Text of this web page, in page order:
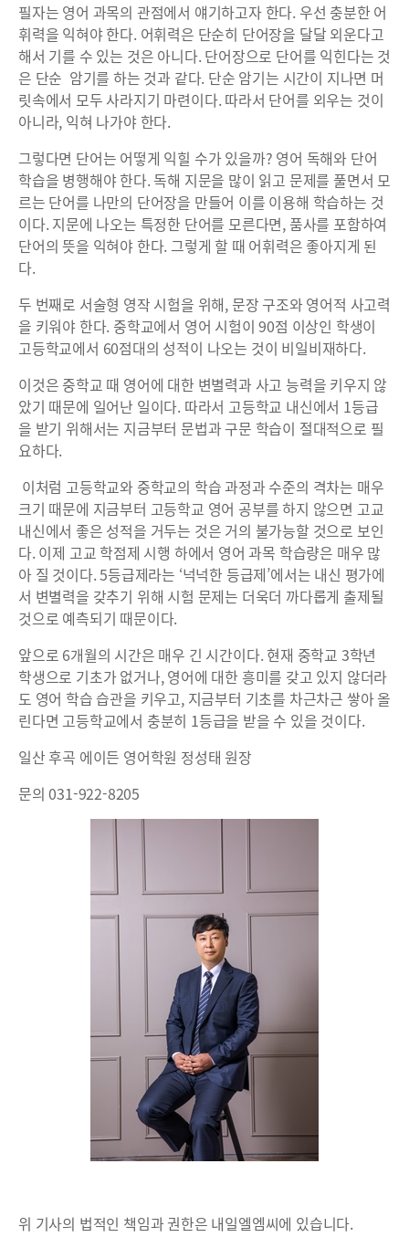
필자는 영어 과목의 관점에서 얘기하고자 한다. 우선 충분한 어
휘력을 익혀야 한다. 어휘력은 단순히 단어장을 달달 외운다고
해서 기를 수 있는 것은 아니다. 단어장으로 단어를 익힌다는 것
은 단순 암기를 하는 것과 같다. 단순 암기는 시간이 지나면 머
릿속에서 모두 사라지기 마련이다. 따라서 단어를 외우는 것이
아니라, 익혀 나가야 한다.
그렇다면 단어는 어떻게 익힐 수가 있을까? 영어 독해와 단어
학습을 병행해야 한다. 독해 지문을 많이 읽고 문제를 풀면서 모
르는 단어를 나만의 단어장을 만들어 이를 이용해 학습하는 것
이다. 지문에 나오는 특정한 단어를 모른다면, 품사를 포함하여
단어의 뜻을 익혀야 한다. 그렇게 할 때 어휘력은 좋아지게 된
다.
두 번째로 서술형 영작 시험을 위해, 문장 구조와 영어적 사고력
을 키워야 한다. 중학교에서 영어 시험이 90점 이상인 학생이
고등학교에서 60점대의 성적이 나오는 것이 비일비재하다.
이것은 중학교 때 영어에 대한 변별력과 사고 능력을 키우지 않
았기 때문에 일어난 일이다. 따라서 고등학교 내신에서 1등급
을 받기 위해서는 지금부터 문법과 구문 학습이 절대적으로 필
요하다.
이처럼 고등학교와 중학교의 학습 과정과 수준의 격차는 매우
크기 때문에 지금부터 고등학교 영어 공부를 하지 않으면 고교
내신에서 좋은 성적을 거두는 것은 거의 불가능할 것으로 보인
다. 이제 고교 학점제 시행 하에서 영어 과목 학습량은 매우 많
아 질 것이다. 5등급제라는 ‘넉넉한 등급제’에서는 내신 평가에
서 변별력을 갖추기 위해 시험 문제는 더욱더 까다롭게 출제될
것으로 예측되기 때문이다.
앞으로 6개월의 시간은 매우 긴 시간이다. 현재 중학교 3학년
학생으로 기초가 없거나, 영어에 대한 흥미를 갖고 있지 않더라
도 영어 학습 습관을 키우고, 지금부터 기초를 차근차근 쌓아 올
린다면 고등학교에서 충분히 1등급을 받을 수 있을 것이다.
일산 후곡 에이든 영어학원 정성태 원장
문의 031-922-8205
위 기사의 법적인 책임과 권한은 내일엘엠씨에 있습니다.